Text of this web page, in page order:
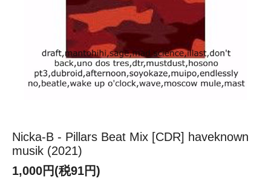
Nicka-B - Pillars Beat Mix [CDR] haveknown
musik (2021)
1,000円(税91円)